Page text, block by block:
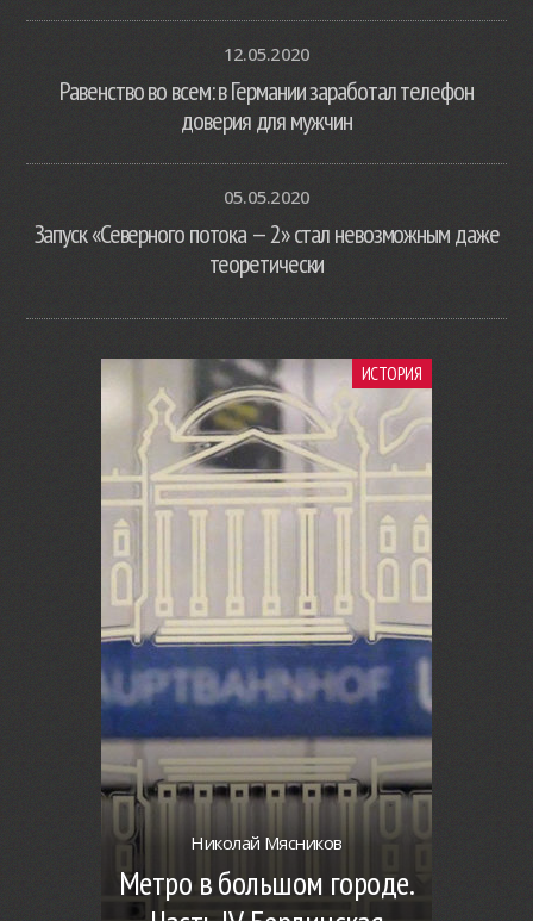
12.05.2020
Равенство во всем: в Германии заработал телефон
доверия для мужчин
05.05.2020
Запуск «Северного потока — 2» стал невозможным даже
теоретически
ИСТОРИЯ
Николай Мясников
Метро в большом городе.